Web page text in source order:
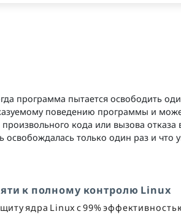
программа пытается освободить
поведению программы и
кода или вызова отказа
только один раз и что
к полному контролю Linux
ядра Linux с 99%